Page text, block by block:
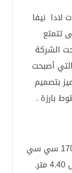
لادا نيفا
تتمتع
الشركة
أصبحت
بتصميم
بارزة .
تحتوي السيارة بمحرك بنزين سعة 1700 سي سي